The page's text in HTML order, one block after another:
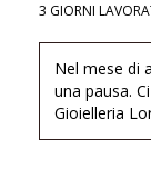
3 GIORNI
Nel mese di
una pausa.
Gioielleria